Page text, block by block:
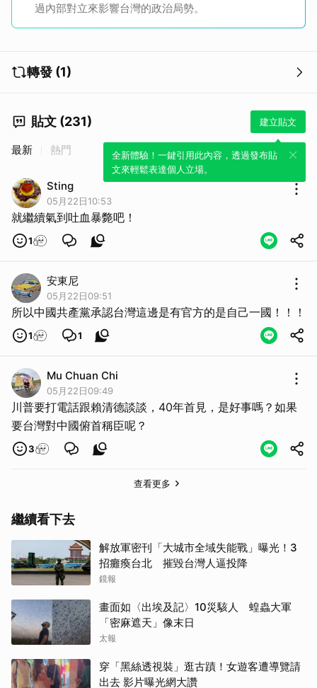
過內部對立來影響台灣的政治局勢。
轉發 (1)
貼文 (231) 建立貼文
全新體驗！一鍵引用此內容，透過發布貼
文來輕鬆表達個人立場。
最新 熱門
Sting
05月22日10:53
就繼續氣到吐血暴斃吧！
1
安東尼
05月22日09:51
所以中國共產黨承認台灣這邊是有官方的是自己一國！！！
1 1
Mu Chuan Chi
05月22日09:49
川普要打電話跟賴清德談談，40年首見，是好事嗎？如果
要台灣對中國俯首稱臣呢？
3
查看更多
繼續看下去
解放軍密刊「大城市全域失能戰」曝光！3
招癱瘓台北 摧毀台灣人逼投降
鏡報
畫面如〈出埃及記〉10災駭人 蝗蟲大軍
「密麻遮天」像末日
太報
穿「黑絲透視裝」逛古蹟！女遊客遭導覽請
出去 影片曝光網大讚
取消